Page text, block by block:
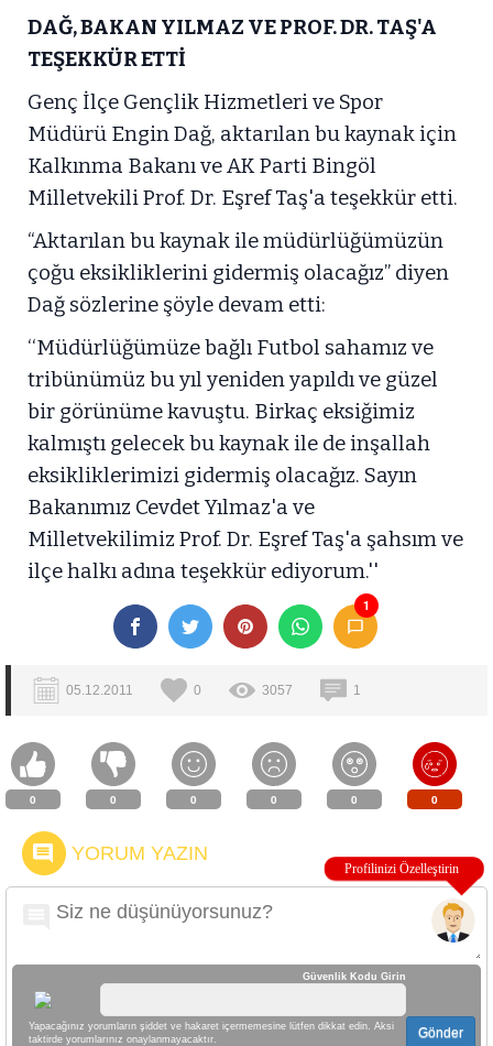
DAĞ, BAKAN YILMAZ VE PROF. DR. TAŞ'A
TEŞEKKÜR ETTİ
Genç İlçe Gençlik Hizmetleri ve Spor
Müdürü Engin Dağ, aktarılan bu kaynak için
Kalkınma Bakanı ve AK Parti Bingöl
Milletvekili Prof. Dr. Eşref Taş'a teşekkür etti.
“Aktarılan bu kaynak ile müdürlüğümüzün
çoğu eksikliklerini gidermiş olacağız” diyen
Dağ sözlerine şöyle devam etti:
‘‘Müdürlüğümüze bağlı Futbol sahamız ve
tribünümüz bu yıl yeniden yapıldı ve güzel
bir görünüme kavuştu. Birkaç eksiğimiz
kalmıştı gelecek bu kaynak ile de inşallah
eksikliklerimizi gidermiş olacağız. Sayın
Bakanımız Cevdet Yılmaz'a ve
Milletvekilimiz Prof. Dr. Eşref Taş'a şahsım ve
ilçe halkı adına teşekkür ediyorum.''
1
05.12.2011 0 3057 1
0 0 0 0 0 0
YORUM YAZIN
Güvenlik Kodu Girin
Yapacağınız yorumların şiddet ve hakaret içermemesine lütfen dikkat edin. Aksi
taktirde yorumlarınız onaylanmayacaktır.
Gönder